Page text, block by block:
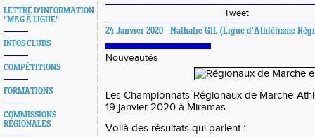
LETTRE D'INFORMATION
"MAG À LIGUE"
INFOS CLUBS
COMPÉTITIONS
FORMATIONS
COMMISSIONS
RÉGIONALES
Tweet
24 Janvier 2020 - Nathalie GIL (Ligue d'Athlétisme
Nouveautés
Les Championnats Régionaux de Marche
19 janvier 2020 à Miramas.
Voilà des résultats qui parlent :